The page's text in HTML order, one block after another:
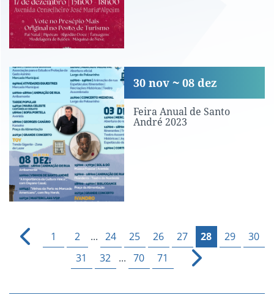
Feira Anual de Santo André 2023
Feira Anual de Santo
André 2023
30 nov 08 dez
1 2 ... 24 25 26 27 28 29
30
31
32 ... 70 71